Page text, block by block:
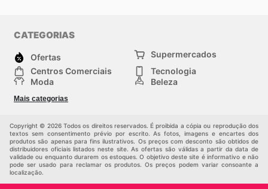
CATEGORIAS
Ofertas
Supermercados
Centros Comerciais
Tecnologia
Moda
Beleza
Construção e jardinagem
Mais categorias
Copyright © 2026 Todos os direitos reservados. É proibida a cópia ou reprodução dos
textos sem consentimento prévio por escrito. As fotos, imagens e encartes dos
produtos são apenas para fins ilustrativos. Os preços com desconto são obtidos de
distribuidores oficiais listados neste site. As ofertas são válidas a partir da data de
validade ou enquanto durarem os estoques. O objetivo deste site é informativo e não
pode ser usado para reclamar os produtos. Os preços podem variar consoante a
localização.